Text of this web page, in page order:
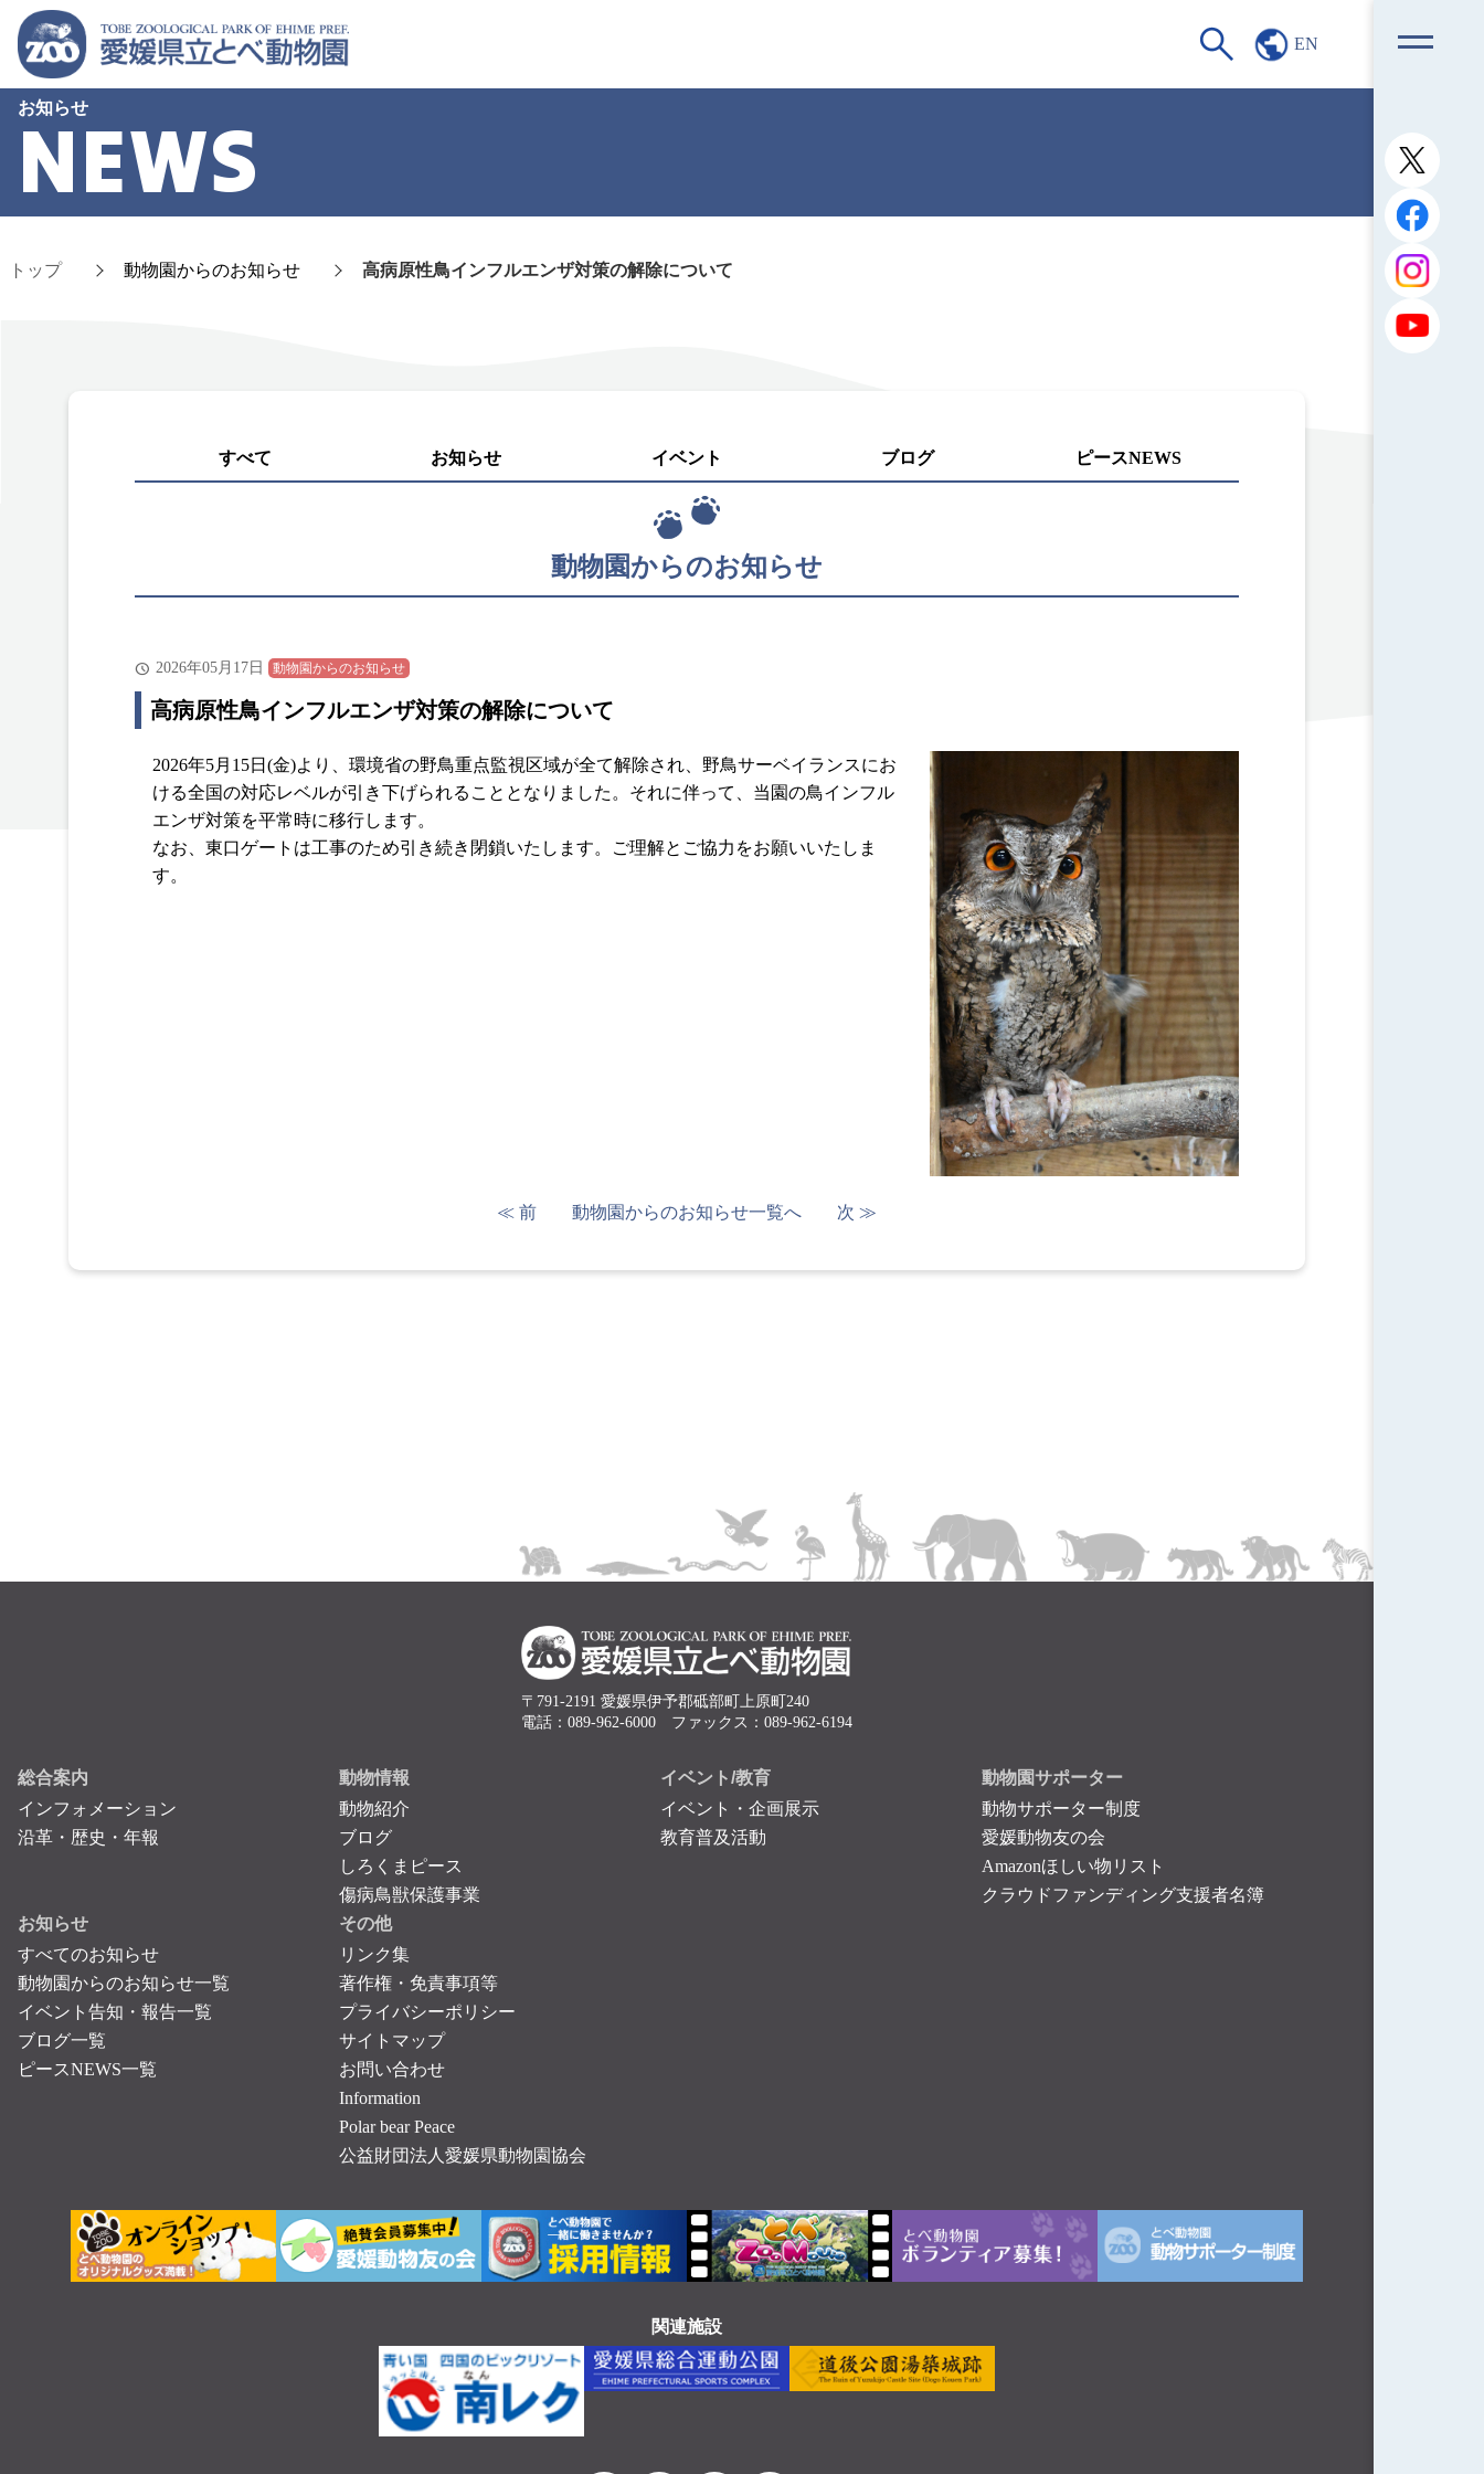
EN
お知らせ
NEWS
トップ 動物園からのお知らせ 高病原性鳥インフルエンザ対策の解除について
すべて お知らせ イベント ブログ ピースNEWS
動物園からのお知らせ
2026年05月17日 動物園からのお知らせ
高病原性鳥インフルエンザ対策の解除について
2026年5月15日(金)より、環境省の野鳥重点監視区域が全て解除され、野鳥サーベイランスにお
ける全国の対応レベルが引き下げられることとなりました。それに伴って、当園の鳥インフル
エンザ対策を平常時に移行します。
なお、東口ゲートは工事のため引き続き閉鎖いたします。ご理解とご協力をお願いいたしま
す。
≪ 前 動物園からのお知らせ一覧へ 次 ≫
〒791-2191 愛媛県伊予郡砥部町上原町240
電話：089-962-6000 ファックス：089-962-6194
総合案内
インフォメーション
沿革・歴史・年報
動物情報
動物紹介
ブログ
しろくまピース
傷病鳥獣保護事業
イベント/教育
イベント・企画展示
教育普及活動
動物園サポーター
動物サポーター制度
愛媛動物友の会
Amazonほしい物リスト
クラウドファンディング支援者名簿
お知らせ
すべてのお知らせ
動物園からのお知らせ一覧
イベント告知・報告一覧
ブログ一覧
ピースNEWS一覧
その他
リンク集
著作権・免責事項等
プライバシーポリシー
サイトマップ
お問い合わせ
Information
Polar bear Peace
公益財団法人愛媛県動物園協会
関連施設